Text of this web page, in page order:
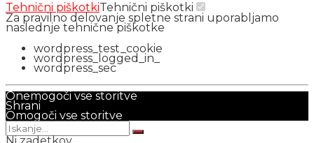
Tehnični piškotkiTehnični piškotki
Za pravilno delovanje spletne strani uporabljamo
naslednje tehnične piškotke
wordpress_test_cookie
wordpress_logged_in_
wordpress_sec
Onemogoči vse storitve
Shrani
Omogoči vse storitve